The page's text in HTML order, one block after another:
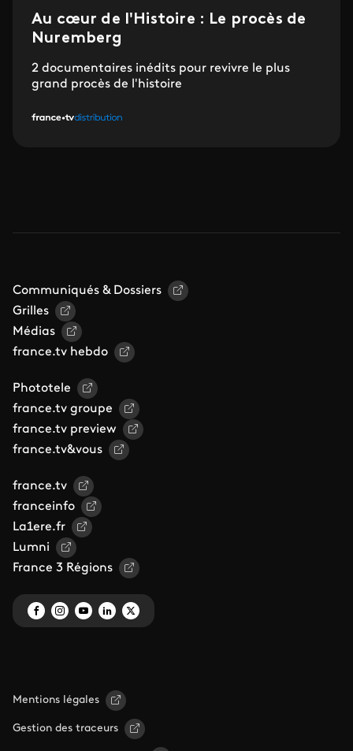
Au cœur de l'Histoire : Le procès de
Nuremberg
2 documentaires inédits pour revivre le plus
grand procès de l'histoire
Communiqués & Dossiers
Grilles
Médias
france.tv hebdo
Phototele
france.tv groupe
france.tv preview
france.tv&vous
france.tv
franceinfo
La1ere.fr
Lumni
France 3 Régions
Mentions légales
Gestion des traceurs